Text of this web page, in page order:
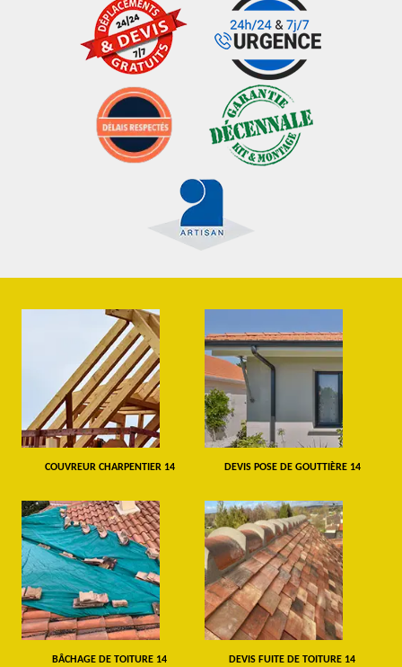
COUVREUR CHARPENTIER 14 DEVIS POSE DE GOUTTIÈRE 14
BÂCHAGE DE TOITURE 14 DEVIS FUITE DE TOITURE 14